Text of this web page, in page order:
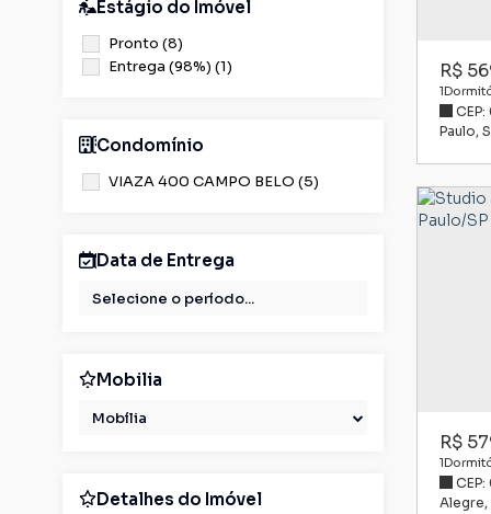
Estágio do Imóvel
Pronto (8)
Entrega (98%) (1)
Condomínio
VIAZA 400 CAMPO BELO (5)
Data de Entrega
Mobilia
Mobília
Detalhes do Imóvel
R$
Paulo,
1
R$
Alegre
1